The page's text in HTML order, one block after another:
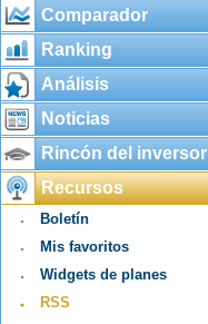
Comparador
Ranking
Análisis
Noticias
Rincón del inversor
Recursos
Boletín
Mis favoritos
Widgets de planes
RSS